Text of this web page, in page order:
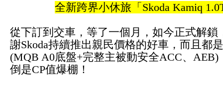
全新跨界小休旅「Skoda Kamiq
從下訂到交車，等了一個月，如今正式解鎖
謝Skoda持續推出親民價格的好車，而且都
(MQB A0底盤+完整主被動安全ACC、
倒是CP值爆棚！